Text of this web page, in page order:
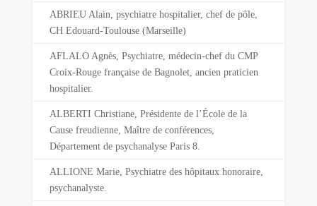
ABRIEU Alain, psychiatre hospitalier, chef de pôle,
CH Edouard-Toulouse (Marseille)
AFLALO Agnès, Psychiatre, médecin-chef du CMP
Croix-Rouge française de Bagnolet, ancien praticien
hospitalier.
ALBERTI Christiane, Présidente de l’École de la
Cause freudienne, Maître de conférences,
Département de psychanalyse Paris 8.
ALLIONE Marie, Psychiatre des hôpitaux honoraire,
psychanalyste.